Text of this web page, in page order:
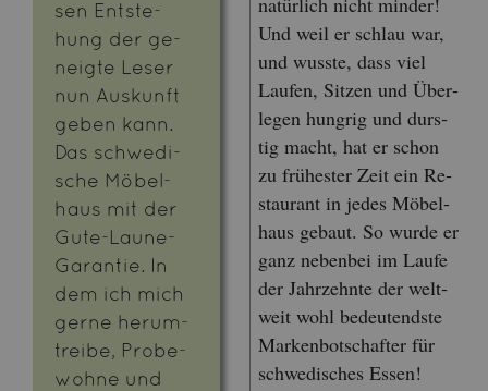
sen Ent­ste­
hung der ge­
neig­te Leser
nun Aus­kunft
geben kann.
Das schwe­di­
sche Mö­bel­
haus mit der
Gute-Laune-
Ga­ran­tie. In
dem ich mich
gerne her­um­
trei­be, Pro­be­
woh­ne und
Und weil er schlau war,
und wuss­te, dass viel
Lau­fen, Sit­zen und Über­
le­gen hung­rig und durs­
tig macht, hat er schon
zu frü­hes­ter Zeit ein Re­
stau­rant in jedes Mö­bel­
haus ge­baut. So wurde er
ganz ne­ben­bei im Laufe
der Jahr­zehn­te der welt­
weit wohl be­deu­tends­te
Mar­ken­bot­schaf­ter für
schwe­di­sches Essen!